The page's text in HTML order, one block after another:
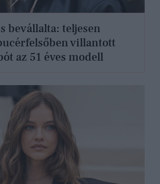
bevállalta: teljesen
villantott
az 51 éves modell